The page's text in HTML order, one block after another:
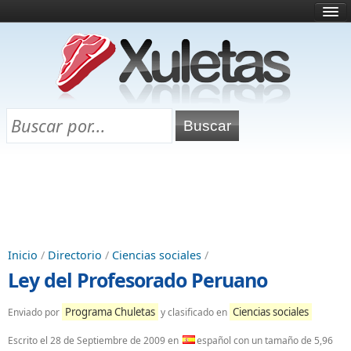
¿Qué es esto?
Directorio
Chuletas para exámenes
Inicio / Directorio / Ciencias sociales /
Ley del Profesorado Peruano
Enviado por Programa Chuletas y clasificado en Ciencias sociales
Escrito el 28 de Septiembre de 2009en español con un tamaño de 5,96